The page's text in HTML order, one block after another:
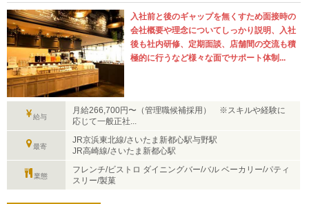
入社前と後のギャップを無くすため面接時の
会社概要や理念についてしっかり説明、入社
後も社内研修、定期面談、店舗間の交流も積
極的に行うなど様々な面でサポート体制...
給与
月給266,700円〜（管理職候補採用） ※スキルや経験に
応じて一般正社...
最寄
JR京浜東北線/さいたま新都心駅与野駅
JR高崎線/さいたま新都心駅
業態
フレンチ/ビストロ ダイニングバー/バル ベーカリー/パティ
スリー/製菓